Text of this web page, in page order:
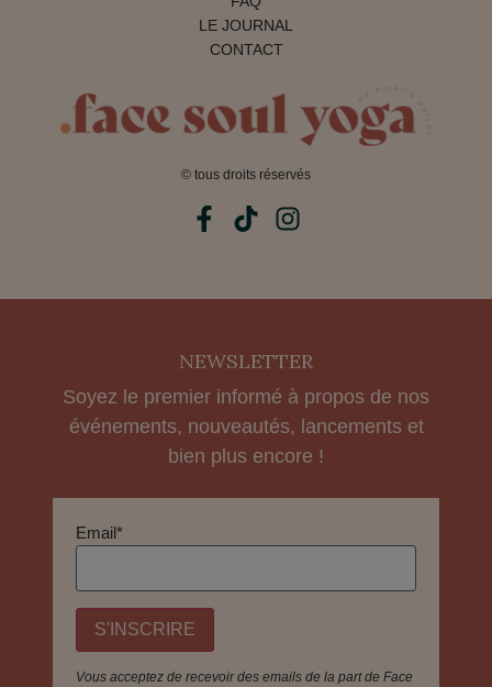
LE JOURNAL
CONTACT
© tous droits réservés
NEWSLETTER
Soyez le premier informé à propos de nos
événements, nouveautés, lancements et
bien plus encore !
Email*
Vous acceptez de recevoir des emails de la part de Face